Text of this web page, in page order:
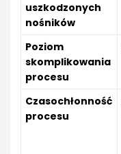
uszkodzonych
nośników
Poziom
skomplikowania
procesu
Czasochłonność
procesu